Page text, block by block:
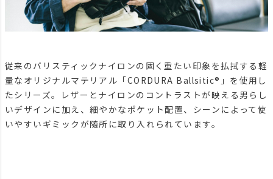
従来のバリスティックナイロンの固く重たい印象を払拭する軽
量なオリジナルマテリアル「CORDURA Ballsitic®︎」を使用し
たシリーズ。レザーとナイロンのコントラストが映える男らし
いデザインに加え、細やかなポケット配置、シーンによって使
いやすいギミックが随所に取り入れられています。